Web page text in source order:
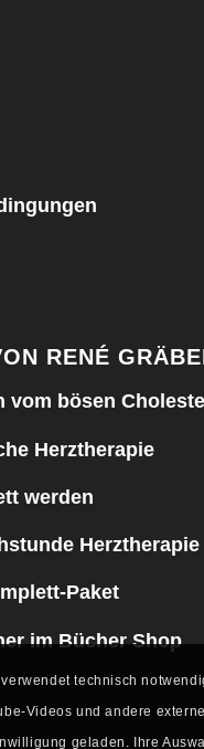
RENÉ
vom bösen
Herztherapie
werden
Herztherapie
Paket
im Bücher Shop
technisch
Videos und andere
geladen. Ihre